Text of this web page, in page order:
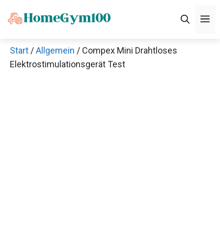
Inhalt
Start /Allgemein / Compex Mini Drahtloses
Elektrostimulationsgerät Test